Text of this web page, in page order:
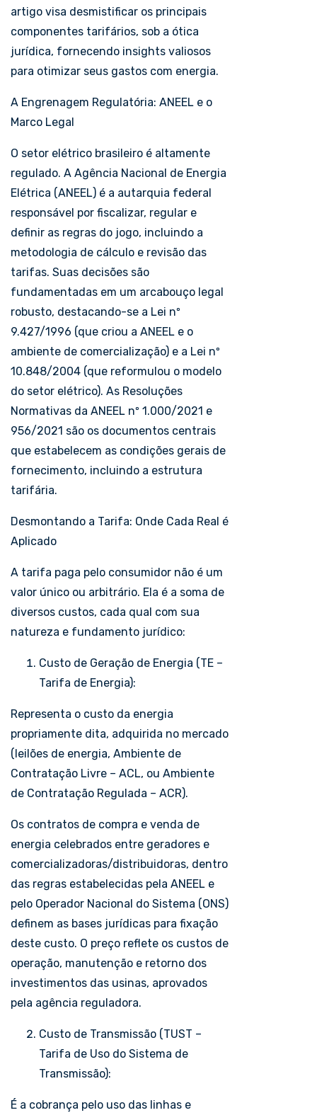
artigo visa desmistificar os principais
componentes tarifários, sob a ótica
jurídica, fornecendo insights valiosos
para otimizar seus gastos com energia.
A Engrenagem Regulatória: ANEEL e o
Marco Legal
O setor elétrico brasileiro é altamente
regulado. A Agência Nacional de Energia
Elétrica (ANEEL) é a autarquia federal
responsável por fiscalizar, regular e
definir as regras do jogo, incluindo a
metodologia de cálculo e revisão das
tarifas. Suas decisões são
fundamentadas em um arcabouço legal
robusto, destacando-se a Lei nº
9.427/1996 (que criou a ANEEL e o
ambiente de comercialização) e a Lei nº
10.848/2004 (que reformulou o modelo
do setor elétrico). As Resoluções
Normativas da ANEEL nº 1.000/2021 e
956/2021 são os documentos centrais
que estabelecem as condições gerais de
fornecimento, incluindo a estrutura
tarifária.
Desmontando a Tarifa: Onde Cada Real é
Aplicado
A tarifa paga pelo consumidor não é um
valor único ou arbitrário. Ela é a soma de
diversos custos, cada qual com sua
natureza e fundamento jurídico:
Custo de Geração de Energia (TE –
Tarifa de Energia):
Representa o custo da energia
propriamente dita, adquirida no mercado
(leilões de energia, Ambiente de
Contratação Livre – ACL, ou Ambiente
de Contratação Regulada – ACR).
Os contratos de compra e venda de
energia celebrados entre geradores e
comercializadoras/distribuidoras, dentro
das regras estabelecidas pela ANEEL e
pelo Operador Nacional do Sistema (ONS)
definem as bases jurídicas para fixação
deste custo. O preço reflete os custos de
operação, manutenção e retorno dos
investimentos das usinas, aprovados
pela agência reguladora.
Custo de Transmissão (TUST –
Tarifa de Uso do Sistema de
Transmissão):
É a cobrança pelo uso das linhas e